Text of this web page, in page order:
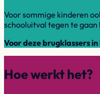
Voor sommige kinderen
schooluitval tegen te
Voor deze brugklassers
Hoe werkt het?